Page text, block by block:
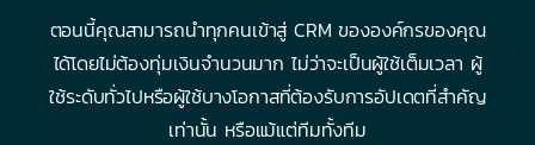
ตอนนี้คุณสามารถนำทุกคนเข้าสู่ CRM ขององค์กรของคุณ
ได้โดยไม่ต้องทุ่มเงินจำนวนมาก ไม่ว่าจะเป็นผู้ใช้เต็มเวลา ผู้
ใช้ระดับทั่วไปหรือผู้ใช้บางโอกาสที่ต้องรับการอัปเดตที่สำคัญ
เท่านั้น หรือแม้แต่ทีมทั้งทีม